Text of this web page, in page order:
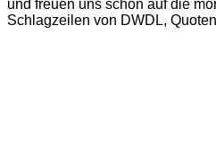
und freuen uns schon auf die
Schlagzeilen von DWDL,